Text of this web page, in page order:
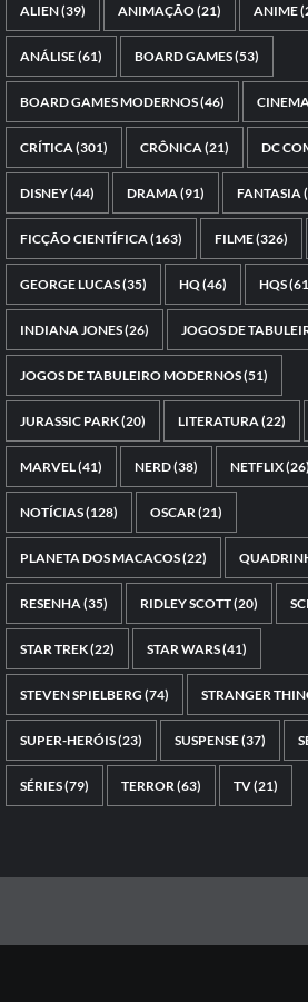
ALIEN(39) ANIMAÇÃO(21) ANIME
ANÁLISE(61) BOARD GAMES(53)
BOARD GAMES MODERNOS(46) CINEMA
CRÍTICA (301) CRÔNICA (21) DC
DISNEY(44) DRAMA (91) FANTASIA
FICÇÃO CIENTÍFICA (163) FILME(326)
GEORGE LUCAS(35) HQ(46) HQS
INDIANA JONES(26) JOGOS DE
JOGOS DE TABULEIRO MODERNOS(51)
JURASSIC PARK(20) LITERATURA (22)
MARVEL(41) NERD(38) NETFLIX(26)
NOTÍCIAS(128) OSCAR (21)
PLANETA DOS MACACOS(22)
RESENHA (35) RIDLEY SCOTT(20)
STAR TREK(22) STAR WARS(41)
STEVEN SPIELBERG (74) STRANGER
SUPER-HERÓIS(23) SUSPENSE(37)
SÉRIES(79) TERROR (63) TV(21)